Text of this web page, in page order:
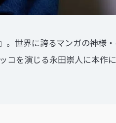
。世界に誇るマンガの神様
コを演じる永田崇人に本作